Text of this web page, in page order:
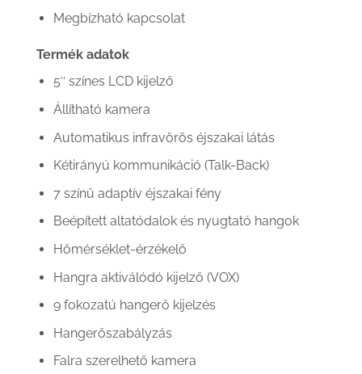
Megbízható kapcsolat
Termék adatok
5″ színes LCD kijelző
Állítható kamera
Automatikus infravörös éjszakai látás
Kétirányú kommunikáció (Talk-Back)
7 színű adaptív éjszakai fény
Beépített altatódalok és nyugtató hangok
Hőmérséklet-érzékelő
Hangra aktiválódó kijelző (VOX)
9 fokozatú hangerő kijelzés
Hangerőszabályzás
Falra szerelhető kamera